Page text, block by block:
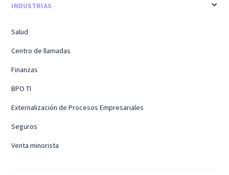
INDUSTRIAS
Salud
Centro de llamadas
Finanzas
BPO TI
Externalización de Procesos Empresariales
Seguros
Venta minorista